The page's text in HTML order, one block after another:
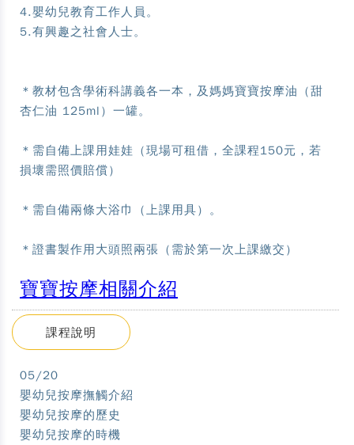
4.嬰幼兒教育工作人員。
5.有興趣之社會人士。
＊教材包含學術科講義各一本，及媽媽寶寶按摩油（甜
杏仁油 125ml）一罐。
＊需自備上課用娃娃（現場可租借，全課程150元，若
損壞需照價賠償）
＊需自備兩條大浴巾（上課用具）。
＊證書製作用大頭照兩張（需於第一次上課繳交）
寶寶按摩相關介紹
課程說明
05/20
嬰幼兒按摩撫觸介紹
嬰幼兒按摩的歷史
嬰幼兒按摩的時機